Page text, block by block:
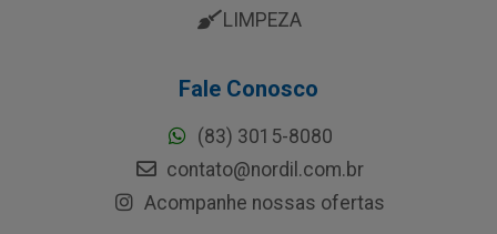
LIMPEZA
Fale Conosco
(83) 3015-8080
contato@nordil.com.br
Acompanhe nossas ofertas